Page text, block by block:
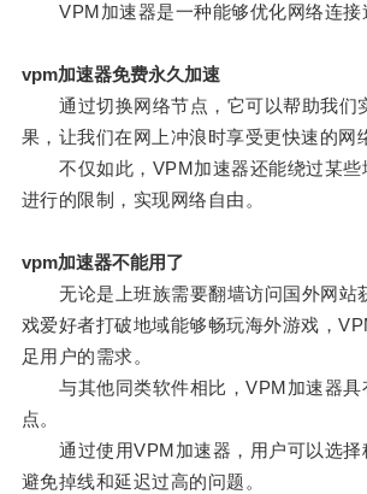
VPM加速器是一种能够优化网络连接
vpm加速器免费永久加速
通过切换网络节点，它可以帮助我们
果，让我们在网上冲浪时享受更快速的网
不仅如此，VPM加速器还能绕过某些
进行的限制，实现网络自由。
vpm加速器不能用了
无论是上班族需要翻墙访问国外网站
戏爱好者打破地域能够畅玩海外游戏，
足用户的需求。
与其他同类软件相比，VPM加速器具
点。
通过使用VPM加速器，用户可以选择
避免掉线和延迟过高的问题。